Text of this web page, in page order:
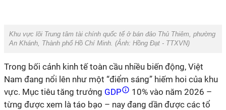
Khu vực lõi Trung tâm tài chính quốc tế ở bán đảo Thủ Thiêm, phường
An Khánh, Thành phố Hồ Chí Minh. (Ảnh: Hồng Đạt - TTXVN)
Trong bối cảnh kinh tế toàn cầu nhiều biến động, Việt
Nam đang nổi lên như một “điểm sáng” hiếm hoi của khu
vực. Mục tiêu tăng trưởng GDP
10% vào năm 2026 –
từng được xem là táo bạo – nay đang dần được các tổ